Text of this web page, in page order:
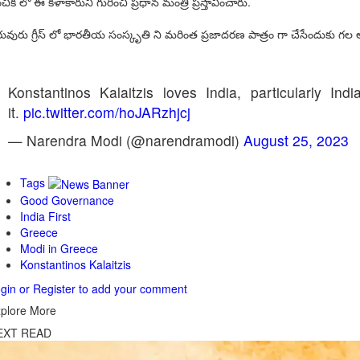
గ్రీస్ లో భారతీయ సంస్కృతి ని మరింత ప్రజాదరణ పాత్రం గా చేసేందుకు గల
Konstantinos Kalaitzis loves India, particularly
it. pic.twitter.com/hoJARzhjcj
— Narendra Modi (@narendramodi) August 25, 2023
Tags
Good Governance
India First
Greece
Modi in Greece
Konstantinos Kalaitzis
or Register to add your comment
More
READ